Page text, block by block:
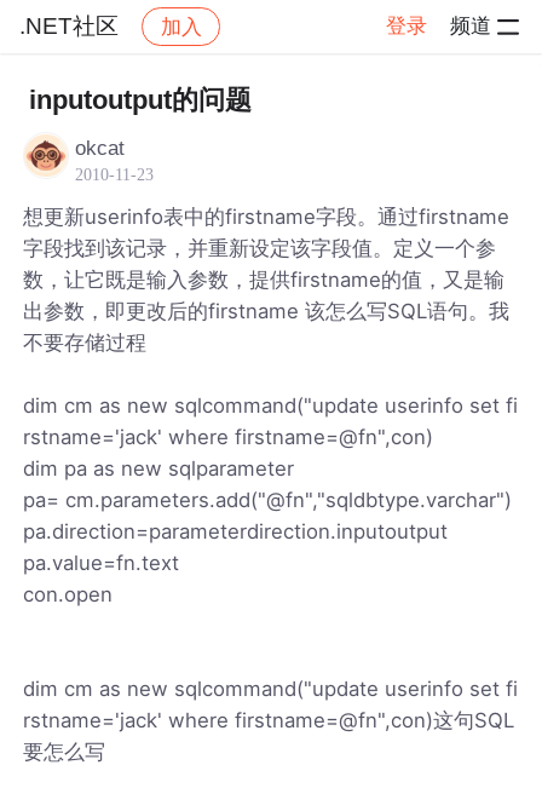
.NET社区 加入 登录 频道
社区 .NET社区 帖子详情
inputoutput的问题
okcat
2010-11-23
想更新userinfo表中的firstname字段。通过firstname
字段找到该记录，并重新设定该字段值。定义一个参
数，让它既是输入参数，提供firstname的值，又是输
出参数，即更改后的firstname 该怎么写SQL语句。我
不要存储过程
dim cm as new sqlcommand("update userinfo set fi
rstname='jack' where firstname=@fn",con)
dim pa as new sqlparameter
pa= cm.parameters.add("@fn","sqldbtype.varchar")
pa.direction=parameterdirection.inputoutput
pa.value=fn.text
con.open
dim cm as new sqlcommand("update userinfo set fi
rstname='jack' where firstname=@fn",con)这句SQL
要怎么写